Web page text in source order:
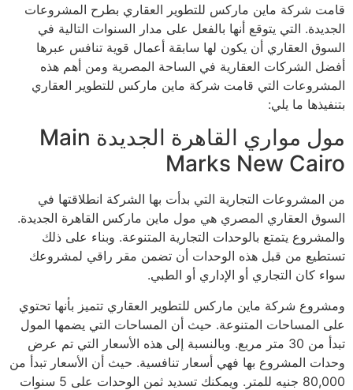
قامت شركة ماين ماركس للتطوير العقاري بطرح المشروعات
الجديدة. التي يتوقع أنها بالفعل على مدار السنوات التالية في
السوق العقاري أن يكون لها سابقة أعمال قوية تنافس عبرها
أفضل الشركات العقارية في الساحة المصرية ومن أهم هذه
المشروعات التي قامت شركة ماين ماركس للتطوير العقاري
بتنفيذها ما يلي:
مول مواري القاهرة الجديدة Main
Marks New Cairo
من المشروعات التجارية التي بدأت بها الشركة انطلاقتها في
السوق العقاري المصري هي مول ماين ماركس القاهرة الجديدة.
والمشروع يتمتع بالوحدات التجارية المتنوعة. وبناء على ذلك
تستطيع من قبل هذه الوحدات أن تضمن مقر راقي لمشروعك
سواء كان التجاري أو الإداري أو الطبي.
ومشروع شركة ماين ماركس للتطوير العقاري تتميز بأنها تحتوي
على المساحات المتنوعة. حيث أن المساحات التي يضمها المول
تبدأ من 30 متر مربع. وبالنسبة إلى هذه الأسعار التي تم عرض
وحدات المشروع بها فهي أسعار تنافسية. حيث أن الأسعار تبدأ من
80,000 جنيه للمتر. ويمكنك تسديد ثمن الوحدات على 5 سنوات